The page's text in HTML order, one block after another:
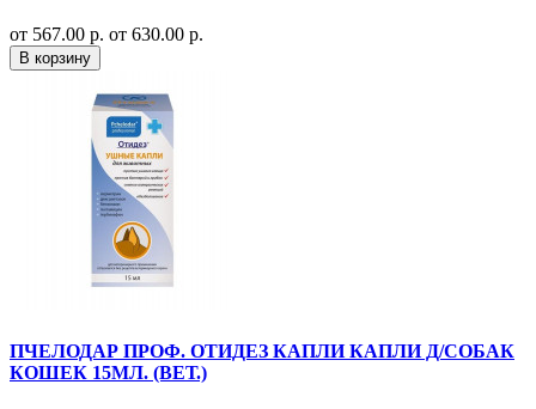
от 567.00 р. от 630.00 р.
В корзину
ПЧЕЛОДАР ПРОФ. ОТИДЕЗ КАПЛИ КАПЛИ Д/СОБАК
КОШЕК 15МЛ. (ВЕТ.)